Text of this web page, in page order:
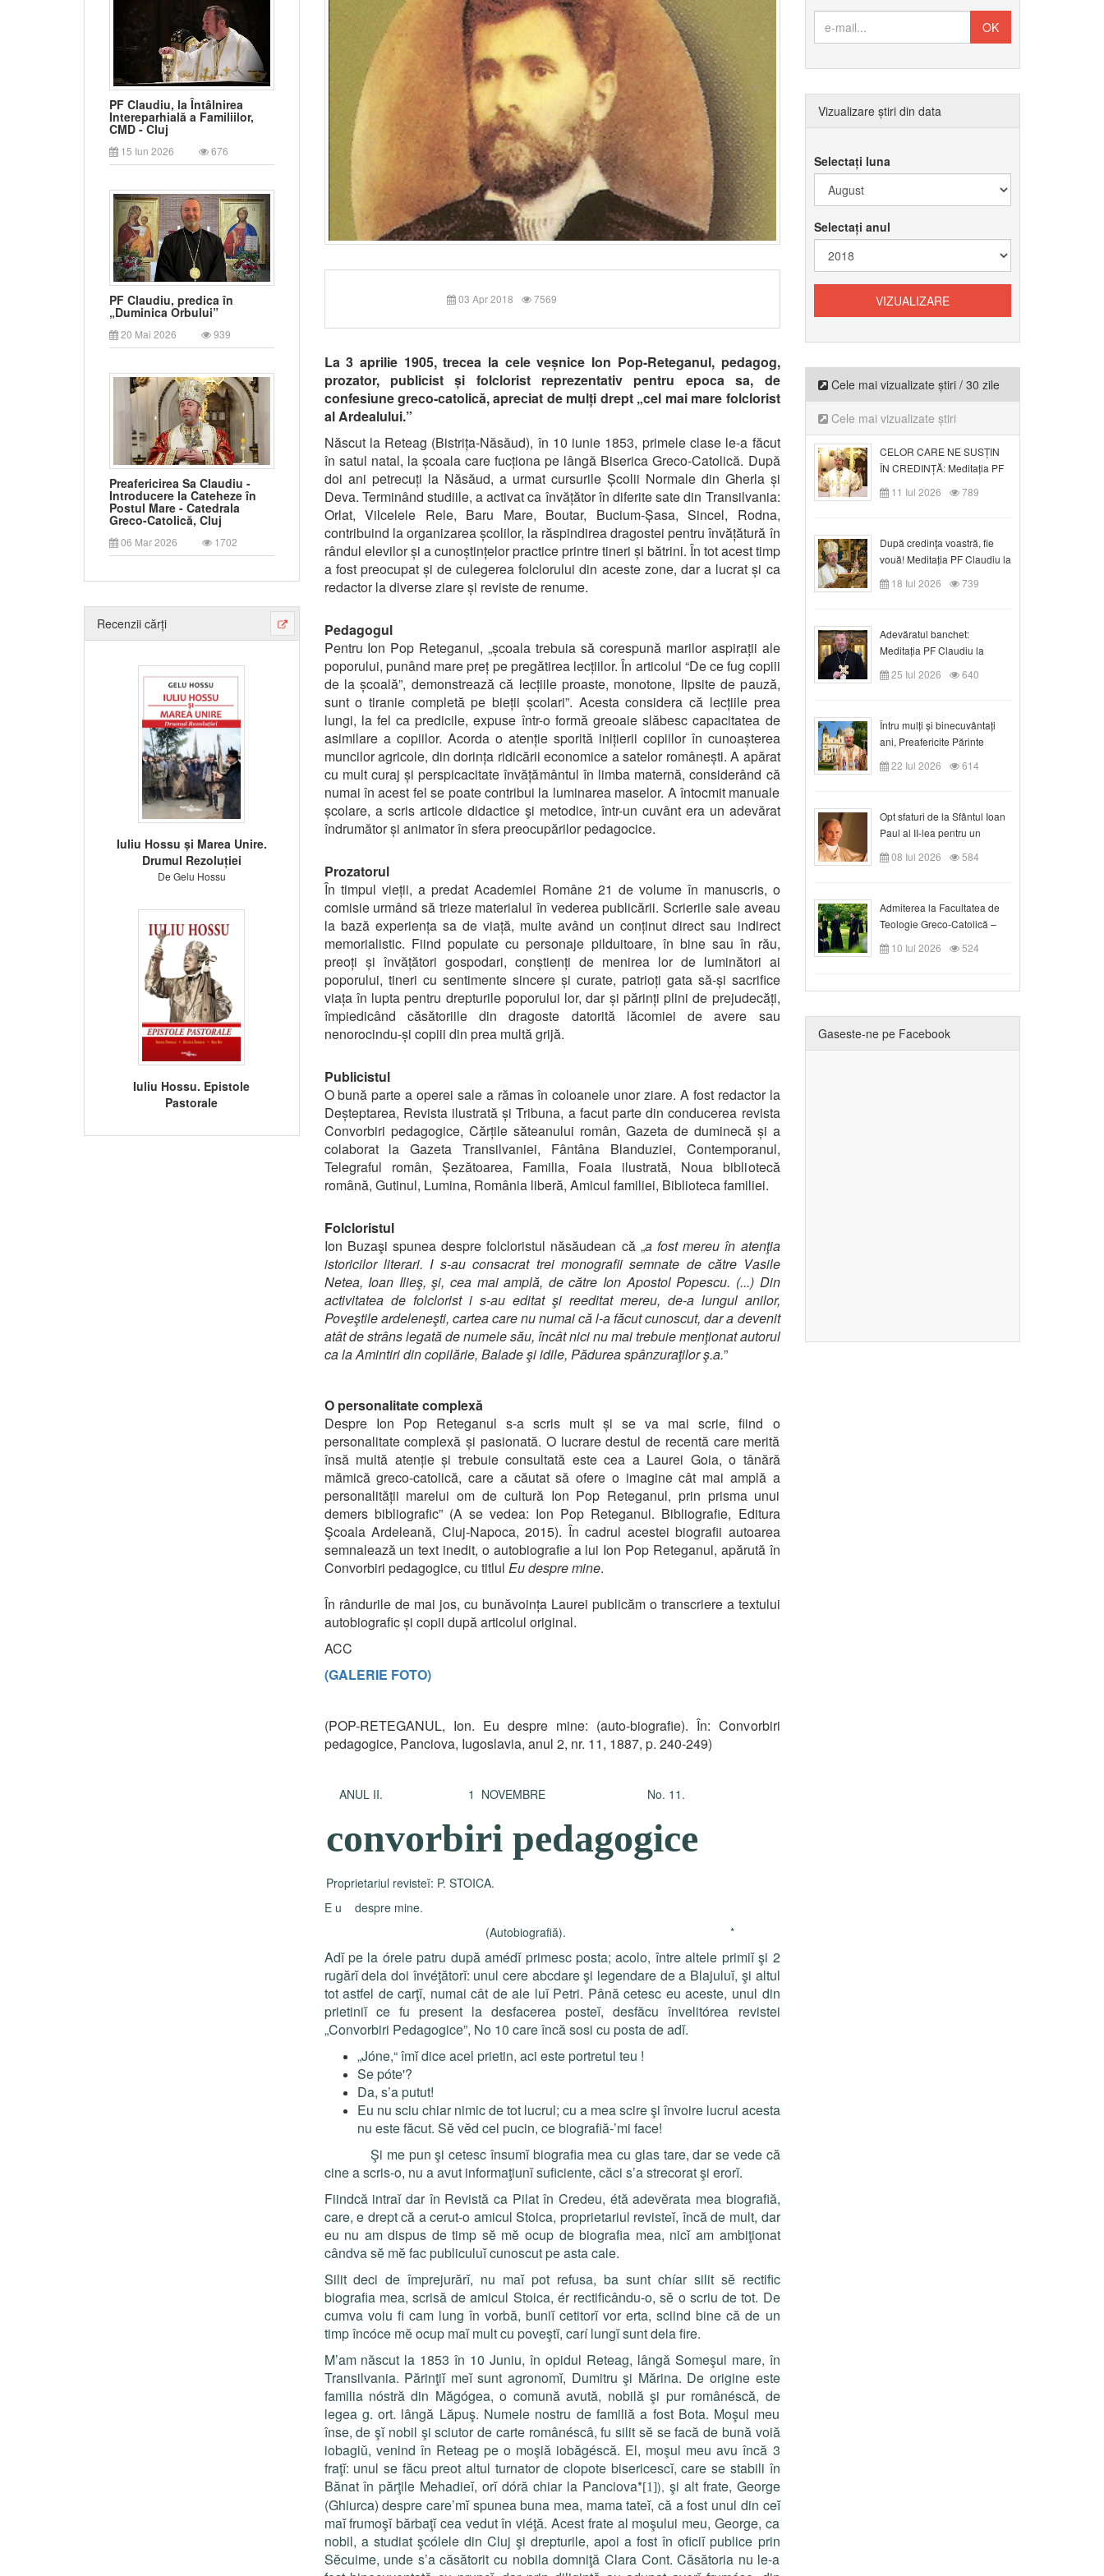
PF Claudiu, la Întâlnirea
Intereparhială a Familiilor,
CMD - Cluj
15 Iun 2026 676
PF Claudiu, predica în
„Duminica Orbului”
20 Mai 2026 939
Preafericirea Sa Claudiu -
Introducere la Cateheze în
Postul Mare - Catedrala
Greco-Catolică, Cluj
06 Mar 2026 1702
Recenzii cărți
Iuliu Hossu și Marea Unire.
Drumul Rezoluției
De Gelu Hossu
Iuliu Hossu. Epistole
Pastorale
03 Apr 2018 7569
La 3 aprilie 1905, trecea la cele veșnice Ion Pop-Reteganul, pedagog,
prozator, publicist și folclorist reprezentativ pentru epoca sa, de
confesiune greco-catolică, apreciat de mulți drept „cel mai mare folclorist
al Ardealului.”
Născut la Reteag (Bistrița-Năsăud), în 10 iunie 1853, primele clase le-a făcut
în satul natal, la școala care fucționa pe lângă Biserica Greco-Catolică. După
doi ani petrecuți la Năsăud, a urmat cursurile Școlii Normale din Gherla și
Deva. Terminând studiile, a activat ca învățător în diferite sate din Transilvania:
Orlat, Vilcelele Rele, Baru Mare, Boutar, Bucium-Șasa, Sincel, Rodna,
contribuind la organizarea școlilor, la răspindirea dragostei pentru învățătură în
rândul elevilor și a cunoștințelor practice printre tineri și bătrini. În tot acest timp
a fost preocupat și de culegerea folclorului din aceste zone, dar a lucrat și ca
redactor la diverse ziare și reviste de renume.
Pedagogul
Pentru Ion Pop Reteganul, „școala trebuia să corespună marilor aspirații ale
poporului, punând mare preț pe pregătirea lecțiilor. În articolul “De ce fug copiii
de la școală”, demonstrează că lecțiile proaste, monotone, lipsite de pauză,
sunt o tiranie completă pe bieții școlari”. Acesta considera că lecțiile prea
lungi, la fel ca predicile, expuse într-o formă greoaie slăbesc capacitatea de
asimilare a copiilor. Acorda o atenție sporită inițierii copiilor în cunoașterea
muncilor agricole, din dorința ridicării economice a satelor românești. A apărat
cu mult curaj și perspicacitate învățământul în limba maternă, considerând că
numai în acest fel se poate contribui la luminarea maselor. A întocmit manuale
școlare, a scris articole didactice şi metodice, într-un cuvânt era un adevărat
îndrumător și animator în sfera preocupărilor pedagocice.
Prozatorul
În timpul vieții, a predat Academiei Române 21 de volume în manuscris, o
comisie urmând să trieze materialul în vederea publicării. Scrierile sale aveau
la bază experiența sa de viață, multe având un conținut direct sau indirect
memorialistic. Fiind populate cu personaje pilduitoare, în bine sau în rău,
preoți și învățători gospodari, conștienți de menirea lor de luminători ai
poporului, tineri cu sentimente sincere și curate, patrioți gata să-și sacrifice
viața în lupta pentru drepturile poporului lor, dar și părinți plini de prejudecăți,
împiedicând căsătoriile din dragoste datorită lăcomiei de avere sau
nenorocindu-și copiii din prea multă grijă.
Publicistul
O bună parte a operei sale a rămas în coloanele unor ziare. A fost redactor la
Deșteptarea, Revista ilustrată și Tribuna, a facut parte din conducerea revista
Convorbiri pedagogice, Cărțile săteanului român, Gazeta de duminecă și a
colaborat la Gazeta Transilvaniei, Fântâna Blanduziei, Contemporanul,
Telegraful român, Șezătoarea, Familia, Foaia ilustrată, Noua bibliotecă
română, Gutinul, Lumina, România liberă, Amicul familiei, Biblioteca familiei.
Folcloristul
Ion Buzaşi spunea despre folcloristul năsăudean că „a fost mereu în atenţia
istoricilor literari. I s-au consacrat trei monografii semnate de către Vasile
Netea, Ioan Ilieş, şi, cea mai amplă, de către Ion Apostol Popescu. (...) Din
activitatea de folclorist i s-au editat şi reeditat mereu, de-a lungul anilor,
Poveştile ardeleneşti, cartea care nu numai că l-a făcut cunoscut, dar a devenit
atât de strâns legată de numele său, încât nici nu mai trebuie menţionat autorul
ca la Amintiri din copilărie, Balade şi idile, Pădurea spânzuraţilor ş.a.”
O personalitate complexă
Despre Ion Pop Reteganul s-a scris mult și se va mai scrie, fiind o
personalitate complexă și pasionată. O lucrare destul de recentă care merită
însă multă atenție și trebuie consultată este cea a Laurei Goia, o tânără
mămică greco-catolică, care a căutat să ofere o imagine cât mai amplă a
personalității marelui om de cultură Ion Pop Reteganul, prin prisma unui
demers bibliografic” (A se vedea: Ion Pop Reteganul. Bibliografie, Editura
Şcoala Ardeleană, Cluj-Napoca, 2015). În cadrul acestei biografii autoarea
semnalează un text inedit, o autobiografie a lui Ion Pop Reteganul, apărută în
Convorbiri pedagogice, cu titlul Eu despre mine.
În rândurile de mai jos, cu bunăvoința Laurei publicăm o transcriere a textului
autobiografic și copii după articolul original.
ACC
(GALERIE FOTO)
(POP-RETEGANUL, Ion. Eu despre mine: (auto-biografie). În: Convorbiri
pedagogice, Panciova, Iugoslavia, anul 2, nr. 11, 1887, p. 240-249)
ANUL II. 1 NOVEMBRE No. 11.
convorbiri pedagogice
Proprietariul revisteĭ: P. STOICA.
E u despre mine.
(Autobiografiă). *
Adĭ pe la órele patru după amédĭ primesc posta; acolo, între altele primiĭ şi 2
rugărĭ dela doi învéţătorĭ: unul cere abcdare şi legen­dare de a Blajuluĭ, şi altul
tot astfel de carţĭ, numai cât de ale luĭPetri. Până cetesc eu aceste, unul din
prietiniĭce fu present la desfacerea posteĭ, desfăcu învelitórea revistei
„Convorbiri Pedagogice”, No 10 care încă sosi cu posta de adĭ.
„Jóne,“ îmĭdice acel prietin, aci este portretul teu !
Se póte'?
Da, s’a putut!
Eu nu sciu chiar nimic de tot lucrul; cu a mea scire şi în­voire lucrul acesta
nu este făcut. Sĕ vĕd cel pucin, ce biografiă-’mi face!
Şi me pun şi cetesc însumĭbiografia mea cu glas tare, dar se vede că
cine a scris-o, nu a avut informaţiunĭsuficiente, căci s’a strecorat şi erorĭ.
Fiindcă intraĭdar în Revistă ca Pilat în Credeu, étă adevĕ­rata mea biografiă,
care, e drept că a cerut-o amicul Stoica, proprietariul revisteĭ, încă de mult, dar
eu nu am dispus de timp sĕ mĕ ocup de biografia mea, nicĭam ambiţionat
cândva sĕ mĕ fac publiculuĭcu­noscut pe asta cale.
Silit deci de împrejurărĭ, nu maĭpot refusa, ba sunt chíar silit sĕ rectific
biografia mea, scrisă de amicul Stoica, ér rectificându-o, sĕ o scriu de tot. De
cumva voiu fi cam lung în vorbă, buniĭcetitorĭvor erta, sciind bine că de un
timp încóce mĕ ocup maĭmult cu poveştĭ, carí lungĭsunt dela fire.
M’am născut la 1853 în 10 Juniu, în opidul Reteag, lângă So­meşul mare, în
Transilvania. Părinţiĭmeĭsunt agronomĭ, Dumitru şi Mărina. De origine este
familia nóstră din Măgógea, o comună avută, nobilă şi pur românéscă, de
legea g. ort. lângă Lăpuş. Numele nostru de familiă a fost Bota. Moşul meu
înse, de şĭ nobil şi sciutor de carte românéscâ, fu silit sĕ se facă de bună voiă
iobagiŭ, venind în Reteag pe o moşiă iobăgéscă. El, moşul meu avu încă 3
fraţĭ: unul se făcu preot altul turnator de clopote bisericescĭ, care se stabili în
Bănat în părţile Mehadieĭ, orĭdóră chiar la Panciova*[1]), şi alt frate, George
(Ghiurca) despre care’mĭspunea buna mea, mama tateĭ, că a fost unul din ceĭ
maĭfrumoşĭbărbaţĭcea vedut în viéţă. Acest frate al moşului meu, George, ca
nobil, a studiat şcólele din Cluj şi drepturile, apoi a fost în oficiĭpublice prin
Sĕcuime, unde s’a căsătorit cu nobila domniţă Clara Cont. Căsătoria nu le-a
Vizualizare știri din data
Selectați luna
Selectați anul
Cele mai vizualizate știri / 30 zile
Cele mai vizualizate știri
CELOR CARE NE SUSȚIN
ÎN CREDINȚĂ: Meditația PF
Claudiu la Duminica a VI-a
după Rusalii
11 Iul 2026 789
După credinţa voastră, fie
vouă! Meditația PF Claudiu la
duminica a VII-a după Rusalii
18 Iul 2026 739
Adevăratul banchet:
Meditația PF Claudiu la
Duminica a VIII-a după
Rusalii
25 Iul 2026 640
Întru mulți și binecuvântați
ani, Preafericite Părinte
Claudiu!
22 Iul 2026 614
Opt sfaturi de la Sfântul Ioan
Paul al II-lea pentru un
creștin
08 Iul 2026 584
Admiterea la Facultatea de
Teologie Greco-Catolică –
Departamentul Blaj în anul
universitar 2026/2027
10 Iul 2026 524
Gaseste-ne pe Facebook